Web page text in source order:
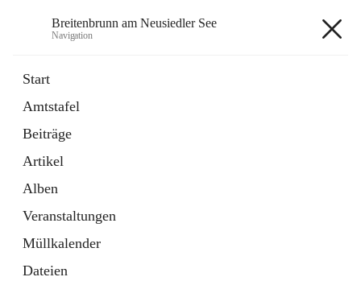
Breitenbrunn am Neusiedler See
Navigation
Start
Amtstafel
Beiträge
Artikel
Alben
Veranstaltungen
Müllkalender
Dateien
18 Schnellzugriffe
Gemeindeservice